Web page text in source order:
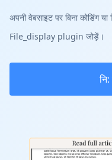
अपनी वेबसाइट पर बिना कोडिंग
File_display plugin जोड़ें।